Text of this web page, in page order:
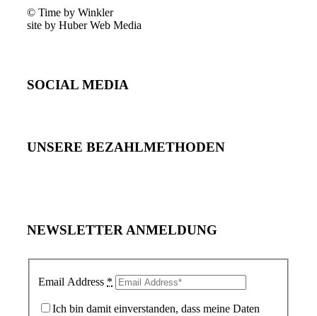
© Time by Winkler
site by Huber Web Media
SOCIAL MEDIA
UNSERE BEZAHLMETHODEN
NEWSLETTER ANMELDUNG
Email Address *
Ich bin damit einverstanden, dass meine Daten